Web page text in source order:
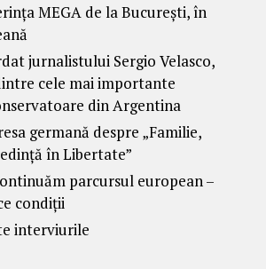
MEGA de la București, în
jurnalistului Sergio Velasco,
cele mai importante
din Argentina
germană despre „Familie,
în Libertate”
parcursul european –
condiții
interviurile